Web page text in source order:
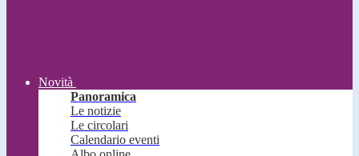
Novità
Panoramica
Le notizie
Le circolari
Calendario eventi